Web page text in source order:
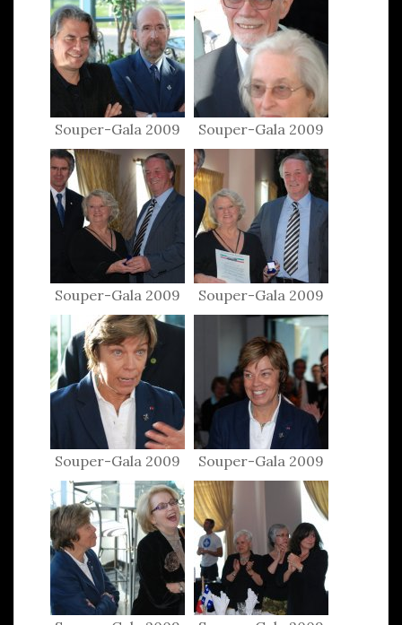
Souper-Gala 2009 Souper-Gala 2009
Souper-Gala 2009 Souper-Gala 2009
Souper-Gala 2009 Souper-Gala 2009